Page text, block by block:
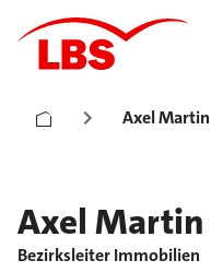
Axel Martin
Axel Martin
Bezirksleiter Immobilien